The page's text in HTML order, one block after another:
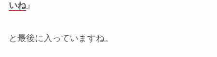
いね』
と最後に入っていますね。